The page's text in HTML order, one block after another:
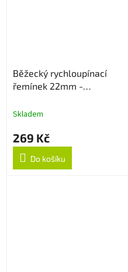
Běžecký rychloupínací
řemínek 22mm -
Skladem
269 Kč
Do košíku